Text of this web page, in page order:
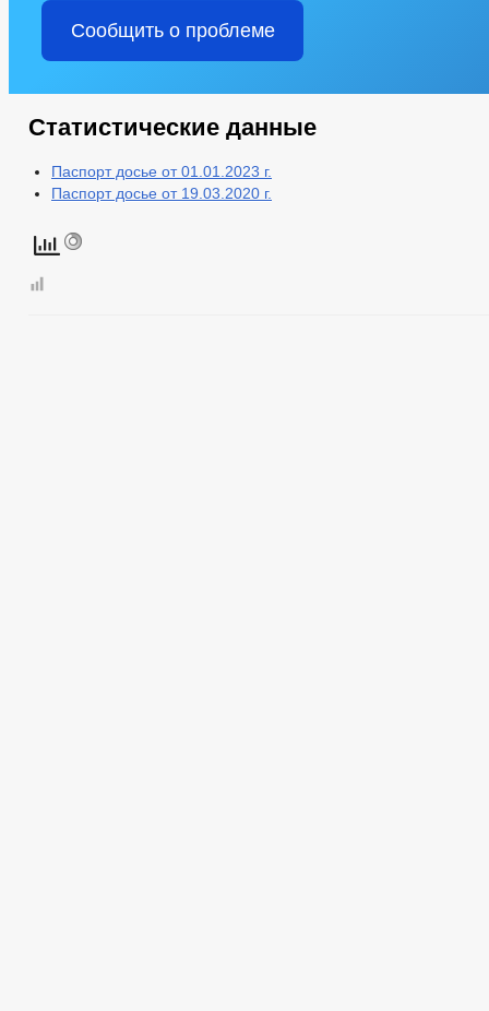
Сообщить о проблеме
Статистические данные
Паспорт досье от 01.01.2023 г.
Паспорт досье от 19.03.2020 г.